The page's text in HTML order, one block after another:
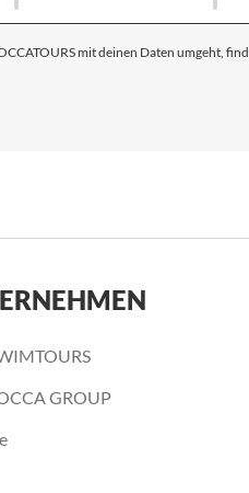
mit deinen Daten umgeht,
GROUP